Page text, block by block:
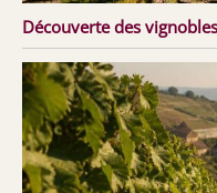
Découverte des